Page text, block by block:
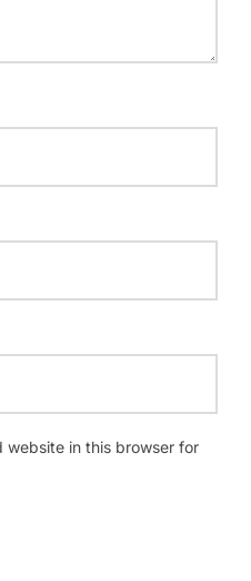
website in this browser for